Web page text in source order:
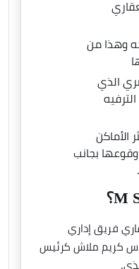
وهذا من
الذي
الأماكن
بجانب
فريق إداري
كريم ملاش كرئيس